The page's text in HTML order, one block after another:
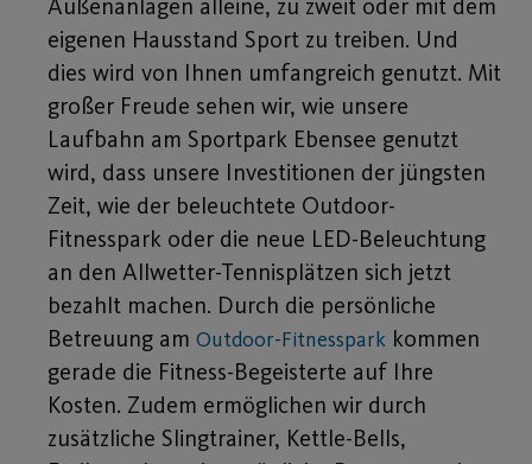
eigenen Hausstand Sport zu treiben. Und
dies wird von Ihnen umfangreich genutzt. Mit
großer Freude sehen wir, wie unsere
Laufbahn am Sportpark Ebensee genutzt
wird, dass unsere Investitionen der jüngsten
Zeit, wie der beleuchtete Outdoor-
Fitnesspark oder die neue LED-Beleuchtung
an den Allwetter-Tennisplätzen sich jetzt
bezahlt machen. Durch die persönliche
Betreuung am Outdoor-Fitnesspark kommen
gerade die Fitness-Begeisterte auf Ihre
Kosten. Zudem ermöglichen wir durch
zusätzliche Slingtrainer, Kettle-Bells,